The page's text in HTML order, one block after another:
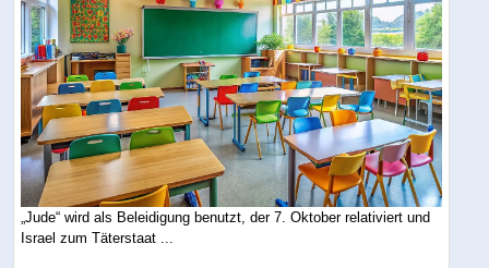
„Jude“ wird als Beleidigung benutzt, der 7. Oktober relativiert und
Israel zum Täterstaat ...